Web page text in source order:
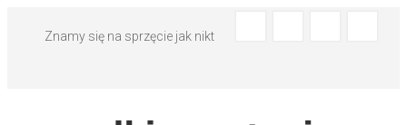
Znamy się na sprzęcie jak nikt